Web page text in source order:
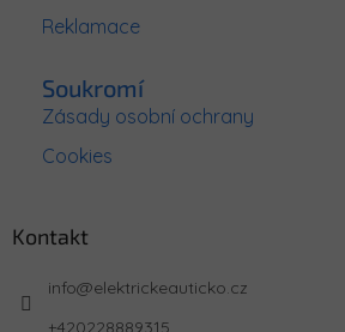
Reklamace
Soukromí
Zásady osobní ochrany
Cookies
Kontakt
info@elektrickeauticko.cz
+420228889315